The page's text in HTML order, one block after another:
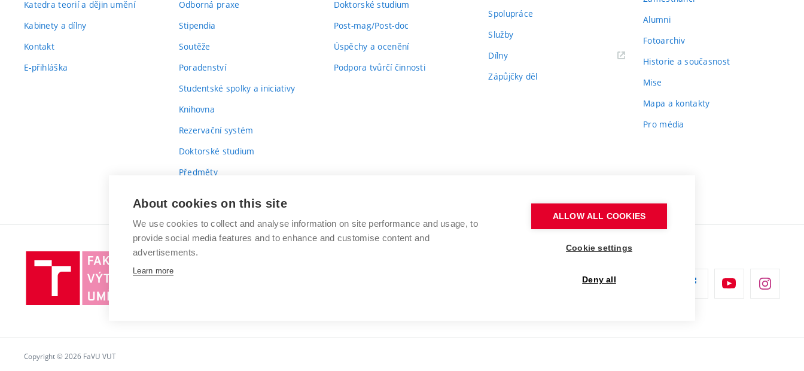
Katedra teorií a dějin umění
Kabinety a dílny
Kontakt
E-přihláška
Odborná praxe
Stipendia
Soutěže
Poradenství
Studentské spolky a iniciativy
Knihovna
Rezervační systém
Doktorské studium
Předměty
Doktorské studium
Post-mag/Post-doc
Úspěchy a ocenění
Podpora tvůrčí činnosti
Spolupráce
Služby
Dílny
Zápůjčky děl
Alumni
Fotoarchiv
Historie a současnost
Mise
Mapa a kontakty
Pro média
Vysoké
Copyright © 2026 FaVU VUT
About cookies on this site
We use cookies to collect and analyse information on site performance and usage, to
provide social media features and to enhance and customise content and
advertisements.
Learn more
ALLOW ALL COOKIES
Cookie settings
Deny all